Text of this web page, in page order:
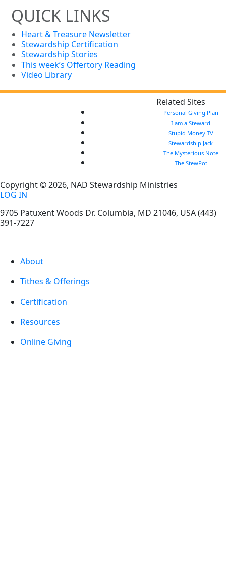
QUICK LINKS
Heart & Treasure Newsletter
Stewardship Certification
Stewardship Stories
This week’s Offertory Reading
Video Library
Related Sites
Personal Giving Plan
I am a Steward
Stupid Money TV
Stewardship Jack
The Mysterious Note
The StewPot
Copyright © 2026, NAD Stewardship Ministries
LOG IN
9705 Patuxent Woods Dr. Columbia, MD 21046, USA(443)
391-7227
About
Tithes & Offerings
Certification
Resources
Online Giving